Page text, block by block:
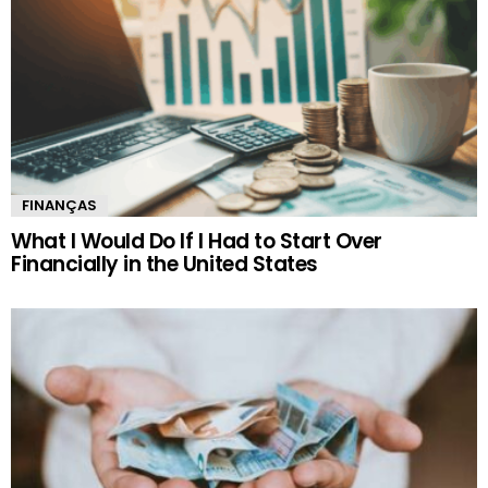
FINANÇAS
What I Would Do If I Had to Start Over
Financially in the United States